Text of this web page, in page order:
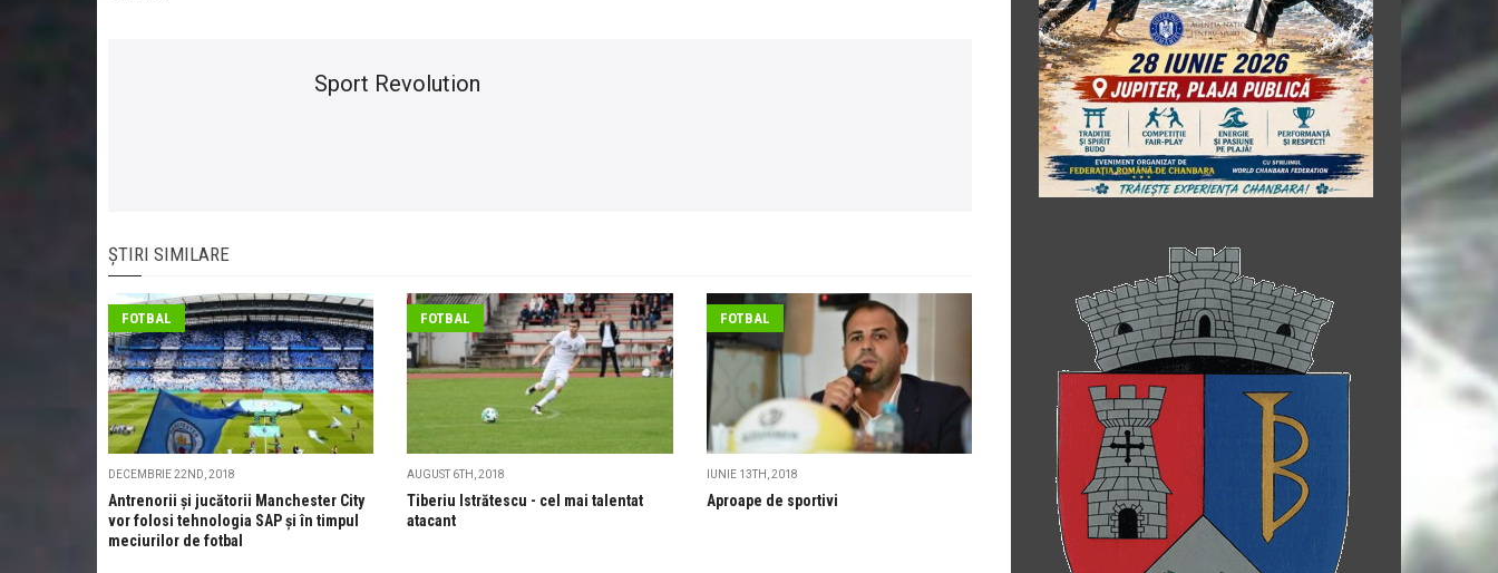
Sport Revolution
ȘTIRI SIMILARE
FOTBAL
DECEMBRIE 22ND, 2018
Antrenorii și jucătorii Manchester City
vor folosi tehnologia SAP și în timpul
meciurilor de fotbal
FOTBAL
AUGUST 6TH, 2018
Tiberiu Istrătescu - cel mai talentat
atacant
FOTBAL
IUNIE 13TH, 2018
Aproape de sportivi